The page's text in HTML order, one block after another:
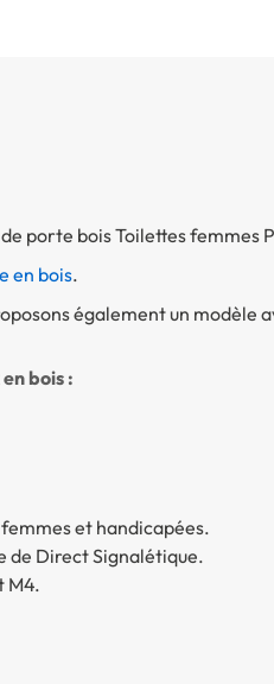
porte bois Toilettes femmes
en bois.
également un modèle
bois :
et handicapées.
de Direct Signalétique.
M4.